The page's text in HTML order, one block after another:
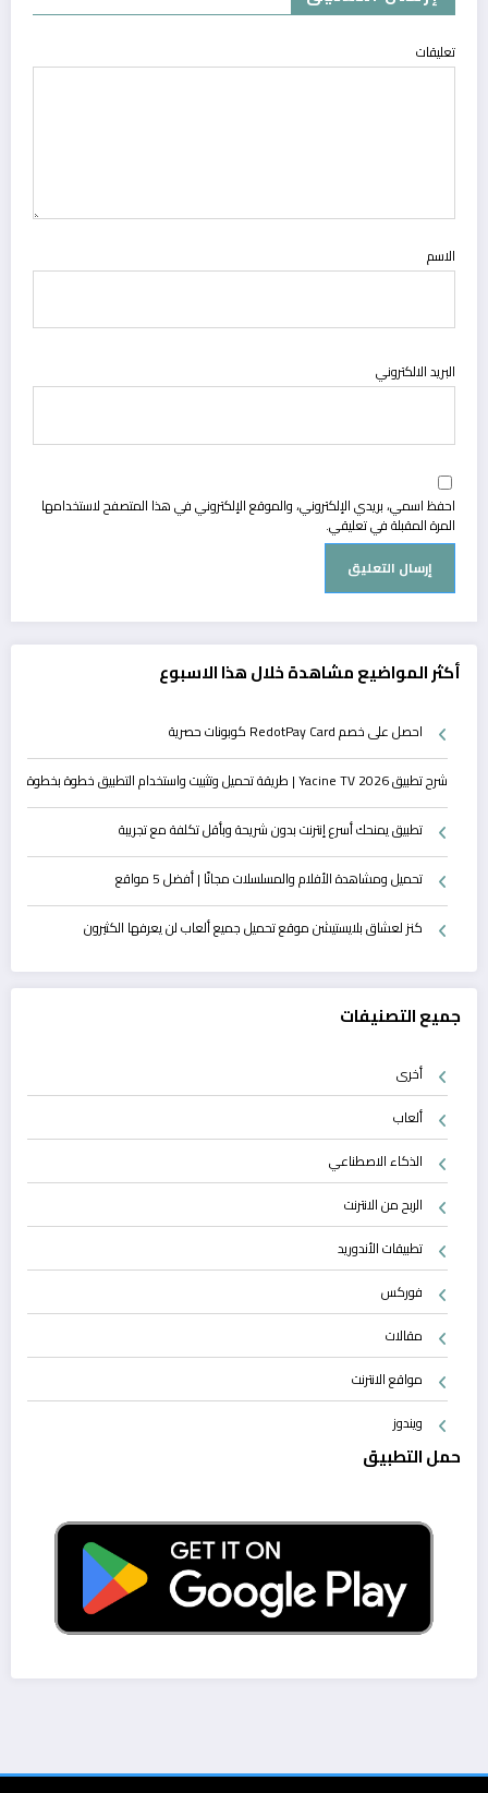
تعليقات
الاسم
البريد الالكتروني
احفظ اسمي، بريدي الإلكتروني، والموقع الإلكتروني في هذا المتصفح لاستخدامها
المرة المقبلة في تعليقي.
أكثر المواضيع مشاهدة خلال هذا الاسبوع
احصل على خصم RedotPay Card كوبونات حصرية
شرح تطبيق Yacine TV 2026 | طريقة تحميل وتثبيت واستخدام التطبيق خطوة بخطوة
تطبيق يمنحك أسرع إنترنت بدون شريحة وبأقل تكلفة مع تجريبة
تحميل ومشاهدة الأفلام والمسلسلات مجانًا | أفضل 5 مواقع
كنز لعشاق بلايستيشن موقع تحميل جميع ألعاب لن يعرفها الكثيرون
جميع التصنيفات
أخرى
ألعاب
الذكاء الاصطناعي
الربح من الانترنت
تطبيقات الأندوريد
فوركس
مقالات
مواقع الانترنت
ويندوز
حمل التطبيق